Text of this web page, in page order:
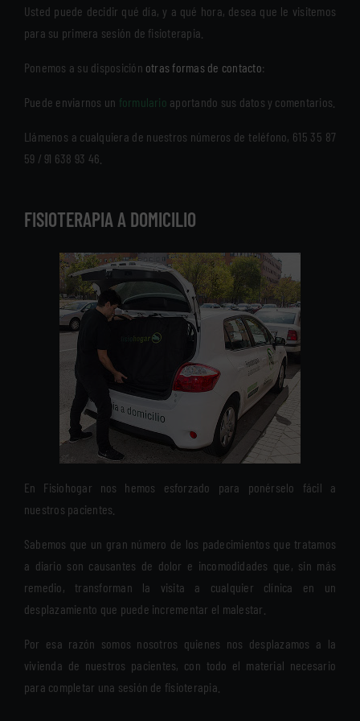
Usted puede decidir qué día, y a qué hora, desea que le visitemos
para su primera sesión de fisioterapia.
Ponemos a su disposición otras formas de contacto:
Puede enviarnos un formulario aportando sus datos y comentarios.
Llámenos a cualquiera de nuestros números de teléfono, 615 35 87
59 / 91 638 93 46.
FISIOTERAPIA A DOMICILIO
En Fisiohogar nos hemos esforzado para ponérselo fácil a
nuestros pacientes.
Sabemos que un gran número de los padecimientos que tratamos
a diario son causantes de dolor e incomodidades que, sin más
remedio, transforman la visita a cualquier clínica en un
desplazamiento que puede incrementar el malestar.
Por esa razón somos nosotros quienes nos desplazamos a la
vivienda de nuestros pacientes, con todo el material necesario
para completar una sesión de fisioterapia.